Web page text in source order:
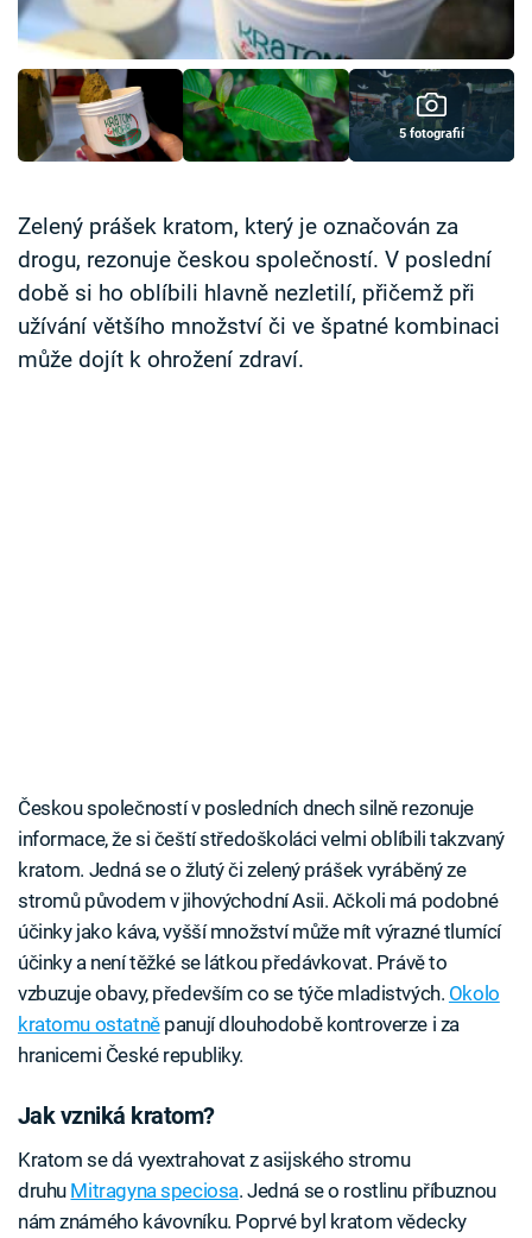
Sledujte prima+
Přihlášení
Sledujte nás
5 fotografií
Zelený prášek kratom, který je označován za
drogu, rezonuje českou společností. V poslední
době si ho oblíbili hlavně nezletilí, přičemž při
užívání většího množství či ve špatné kombinaci
může dojít k ohrožení zdraví.
Českou společností v posledních dnech silně rezonuje
informace, že si čeští středoškoláci velmi oblíbili takzvaný
kratom. Jedná se o žlutý či zelený prášek vyráběný ze
stromů původem v jihovýchodní Asii. Ačkoli má podobné
účinky jako káva, vyšší množství může mít výrazné tlumící
účinky a není těžké se látkou předávkovat. Právě to
vzbuzuje obavy, především co se týče mladistvých. Okolo
kratomu ostatněpanují dlouhodobě kontroverze i za
hranicemi České republiky.
Jak vzniká kratom?
Kratom se dá vyextrahovat z asijského stromu
druhu Mitragyna speciosa. Jedná se o rostlinu příbuznou
nám známého kávovníku. Poprvé byl kratom vědecky